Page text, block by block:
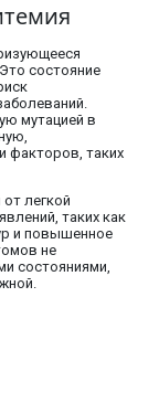
состояние
мутацией в
факторов, таких
легкой
таких как
и повышенное
не
состояниями,